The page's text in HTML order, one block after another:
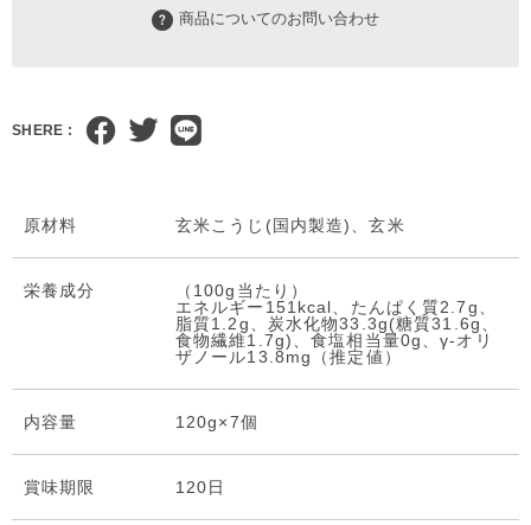
商品についてのお問い合わせ
SHERE :
原材料 玄米こうじ(国内製造)、玄米
栄養成分
（100g当たり）
エネルギー151kcal、たんぱく質2.7g、
脂質1.2g、炭水化物33.3g(糖質31.6g、
食物繊維1.7g)、食塩相当量0g、γ-オリ
ザノール13.8mg（推定値）
内容量 120g×7個
賞味期限 120日